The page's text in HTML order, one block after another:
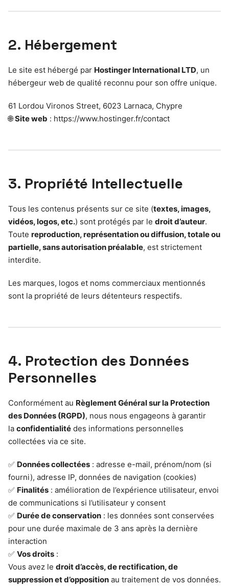
2. Hébergement
Le site est hébergé par Hostinger International LTD, un
hébergeur web de qualité reconnu pour son offre unique.
61 Lordou Vironos Street, 6023 Larnaca, Chypre
🌐Site web : https://www.hostinger.fr/contact
3. Propriété Intellectuelle
Tous les contenus présents sur ce site (textes, images,
vidéos, logos, etc.) sont protégés par le droit d’auteur.
Toute reproduction, représentation ou diffusion, totale ou
partielle, sans autorisation préalable, est strictement
interdite.
Les marques, logos et noms commerciaux mentionnés
sont la propriété de leurs détenteurs respectifs.
4. Protection des Données
Personnelles
Conformément au Règlement Général sur la Protection
des Données (RGPD), nous nous engageons à garantir
la confidentialité des informations personnelles
collectées via ce site.
✅ Données collectées : adresse e-mail, prénom/nom (si
fourni), adresse IP, données de navigation (cookies)
✅ Finalités : amélioration de l’expérience utilisateur, envoi
de communications si l’utilisateur y consent
✅ Durée de conservation : les données sont conservées
pour une durée maximale de 3 ans après la dernière
interaction
✅ Vos droits :
Vous avez le droit d’accès, de rectification, de
suppression et d’opposition au traitement de vos données.